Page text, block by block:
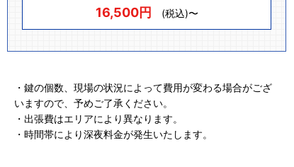
16,500円 (税込)〜
・鍵の個数、現場の状況によって費用が変わる場合がござ
いますので、予めご了承ください。
・出張費はエリアにより異なります。
・時間帯により深夜料金が発生いたします。